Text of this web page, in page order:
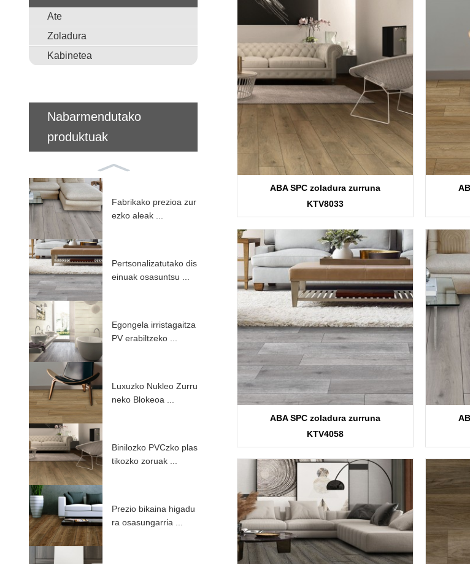
Ate
Zoladura
Kabinetea
Nabarmendutako
produktuak
Fabrikako prezioa zur
ezko aleak ...
Pertsonalizatutako dis
einuak osasuntsu ...
Egongela irristagaitza
PV erabiltzeko ...
Luxuzko Nukleo Zurru
neko Blokeoa ...
Binilozko PVCzko plas
tikozko zoruak ...
Prezio bikaina higadu
ra osasungarria ...
ABA SPC zoladura zurruna
KTV8033
ABA SPC zoladura zurruna
KTV4058